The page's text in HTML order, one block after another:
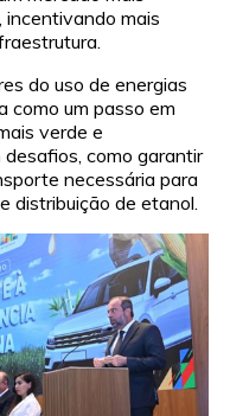
mais
do uso de energias
como um passo em
verde e
como garantir
necessária para
distribuição de etanol.